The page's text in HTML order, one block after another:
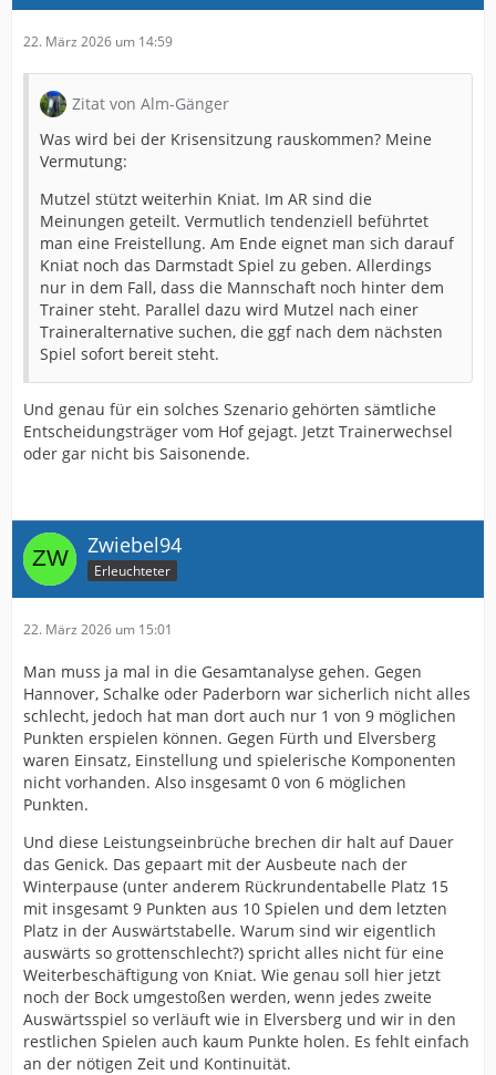
22. März 2026 um 14:59
Zitat von Alm-Gänger
Was wird bei der Krisensitzung rauskommen? Meine
Vermutung:
Mutzel stützt weiterhin Kniat. Im AR sind die
Meinungen geteilt. Vermutlich tendenziell beführtet
man eine Freistellung. Am Ende eignet man sich darauf
Kniat noch das Darmstadt Spiel zu geben. Allerdings
nur in dem Fall, dass die Mannschaft noch hinter dem
Trainer steht. Parallel dazu wird Mutzel nach einer
Traineralternative suchen, die ggf nach dem nächsten
Spiel sofort bereit steht.
Und genau für ein solches Szenario gehörten sämtliche
Entscheidungsträger vom Hof gejagt. Jetzt Trainerwechsel
oder gar nicht bis Saisonende.
Zwiebel94
Erleuchteter
22. März 2026 um 15:01
Man muss ja mal in die Gesamtanalyse gehen. Gegen
Hannover, Schalke oder Paderborn war sicherlich nicht alles
schlecht, jedoch hat man dort auch nur 1 von 9 möglichen
Punkten erspielen können. Gegen Fürth und Elversberg
waren Einsatz, Einstellung und spielerische Komponenten
nicht vorhanden. Also insgesamt 0 von 6 möglichen
Punkten.
Und diese Leistungseinbrüche brechen dir halt auf Dauer
das Genick. Das gepaart mit der Ausbeute nach der
Winterpause (unter anderem Rückrundentabelle Platz 15
mit insgesamt 9 Punkten aus 10 Spielen und dem letzten
Platz in der Auswärtstabelle. Warum sind wir eigentlich
auswärts so grottenschlecht?) spricht alles nicht für eine
Weiterbeschäftigung von Kniat. Wie genau soll hier jetzt
noch der Bock umgestoßen werden, wenn jedes zweite
Auswärtsspiel so verläuft wie in Elversberg und wir in den
restlichen Spielen auch kaum Punkte holen. Es fehlt einfach
an der nötigen Zeit und Kontinuität.